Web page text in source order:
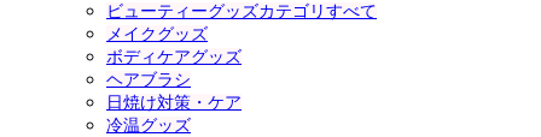
ビューティーグッズカテゴリすべて
メイクグッズ
ボディケアグッズ
ヘアブラシ
日焼け対策・ケア
冷温グッズ